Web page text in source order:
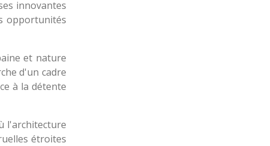
innovantes
opportunités
et nature
d'un cadre
à la détente
l'architecture
étroites